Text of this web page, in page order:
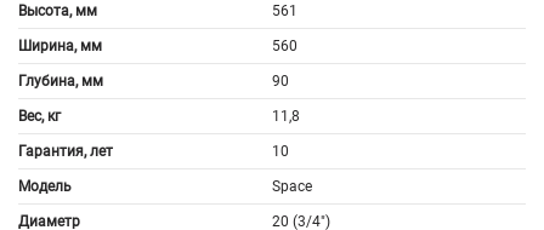
Высота, мм 561
Ширина, мм 560
Глубина, мм 90
Вес, кг 11,8
Гарантия, лет 10
Модель Space
Диаметр 20 (3/4")